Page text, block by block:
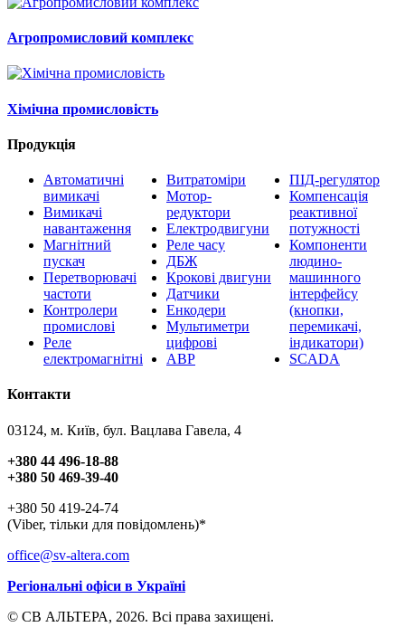
Агропромисловий комплекс
Хімічна промисловість
Продукція
Автоматичні
вимикачі
Вимикачі
навантаження
Магнітний
пускач
Перетворювачі
частоти
Контролери
промислові
Реле
електромагнітні
Витратоміри
Мотор-
редуктори
Електродвигуни
Реле часу
ДБЖ
Крокові двигуни
Датчики
Енкодери
Мультиметри
цифрові
АВР
ПІД-регулятор
Компенсація
реактивної
потужності
Компоненти
людино-
машинного
інтерфейсу
(кнопки,
перемикачі,
індикатори)
SCADA
Контакти
03124, м. Київ, бул. Вацлава Гавела, 4
+380 44 496-18-88
+380 50 469-39-40
+380 50 419-24-74
(Viber, тільки для повідомлень)*
office@sv-altera.com
Регіональні офіси в Україні
© СВ АЛЬТЕРА, 2026. Всі права захищені.